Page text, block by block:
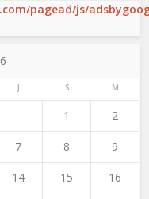
pagead/js/
J S M
1 2
7 8 9
14 15 16